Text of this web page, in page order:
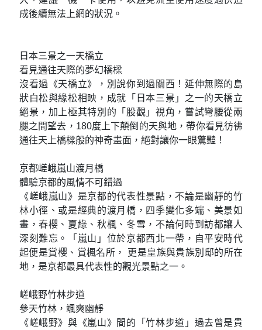
成後續無法上網的狀況。
日本三景之一天橋立
看見通往天際的夢幻橋樑
沒看過《天橋立》，別說你到過關西！延伸無際的島
狀白松與緣松相映，成就「日本三景」之一的天橋立
絕景，加上極其特別的「股觀」視角，嘗試彎腰從兩
腿之間望去，180度上下顛倒的天與地，帶你看見彷彿
通往天上橋樑般的神奇畫面，絕對讓你一眼驚豔！
京都嵯峨嵐山渡月橋
體驗京都的風情不可錯過
《嵯峨嵐山》是京都的代表性景點，不論是幽靜的竹
林小徑、或是經典的渡月橋，四季變化多端、美景如
畫，春櫻、夏綠、秋楓、冬雪，不論何時到訪都讓人
深刻難忘。「嵐山」位於京都西北一帶，自平安時代
起便是賞櫻、賞楓名所， 更是皇族與貴族別邸的所在
地，是京都最具代表性的觀光景點之一。
嵯峨野竹林步道
參天竹林，颯爽幽靜
《嵯峨野》與《嵐山》間的「竹林步道」過去曾是貴